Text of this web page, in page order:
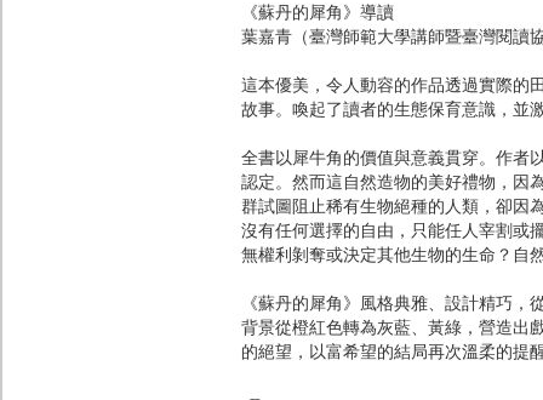
《蘇丹的犀角》導讀
葉嘉青（臺灣師範大學講師暨臺灣閱讀
這本優美，令人動容的作品透過實際的
故事。喚起了讀者的生態保育意識，並
全書以犀牛角的價值與意義貫穿。作者
認定。然而這自然造物的美好禮物，因
群試圖阻止稀有生物絕種的人類，卻因
沒有任何選擇的自由，只能任人宰割或
無權利剝奪或決定其他生物的生命？自
《蘇丹的犀角》風格典雅、設計精巧
背景從橙紅色轉為灰藍、黃綠，營造出
的絕望，以富希望的結局再次溫柔的提